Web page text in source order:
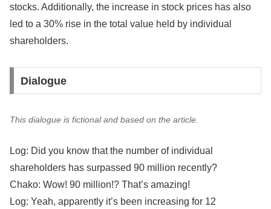
stocks. Additionally, the increase in stock prices has also
led to a 30% rise in the total value held by individual
shareholders.
Dialogue
This dialogue is fictional and based on the article.
Log: Did you know that the number of individual
shareholders has surpassed 90 million recently?
Chako: Wow! 90 million!? That’s amazing!
Log: Yeah, apparently it’s been increasing for 12